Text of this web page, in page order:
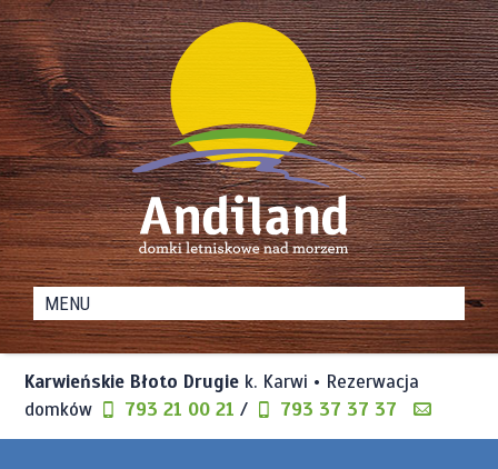
Andiland
Domki
Letniskowe
nad
Morzem
Karwieńskie Błoto Drugie k. Karwi • Rezerwacja
domków
793 21 00 21 / 793 37 37 37